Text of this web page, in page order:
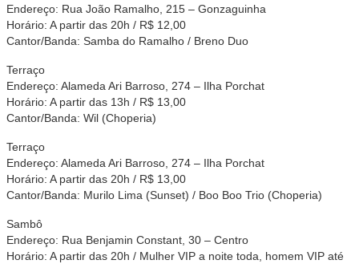
Endereço: Rua João Ramalho, 215 – Gonzaguinha
Horário: A partir das 20h / R$ 12,00
Cantor/Banda: Samba do Ramalho / Breno Duo
Terraço
Endereço: Alameda Ari Barroso, 274 – Ilha Porchat
Horário: A partir das 13h / R$ 13,00
Cantor/Banda: Wil (Choperia)
Terraço
Endereço: Alameda Ari Barroso, 274 – Ilha Porchat
Horário: A partir das 20h / R$ 13,00
Cantor/Banda: Murilo Lima (Sunset) / Boo Boo Trio (Choperia)
Sambô
Endereço: Rua Benjamin Constant, 30 – Centro
Horário: A partir das 20h / Mulher VIP a noite toda, homem VIP até